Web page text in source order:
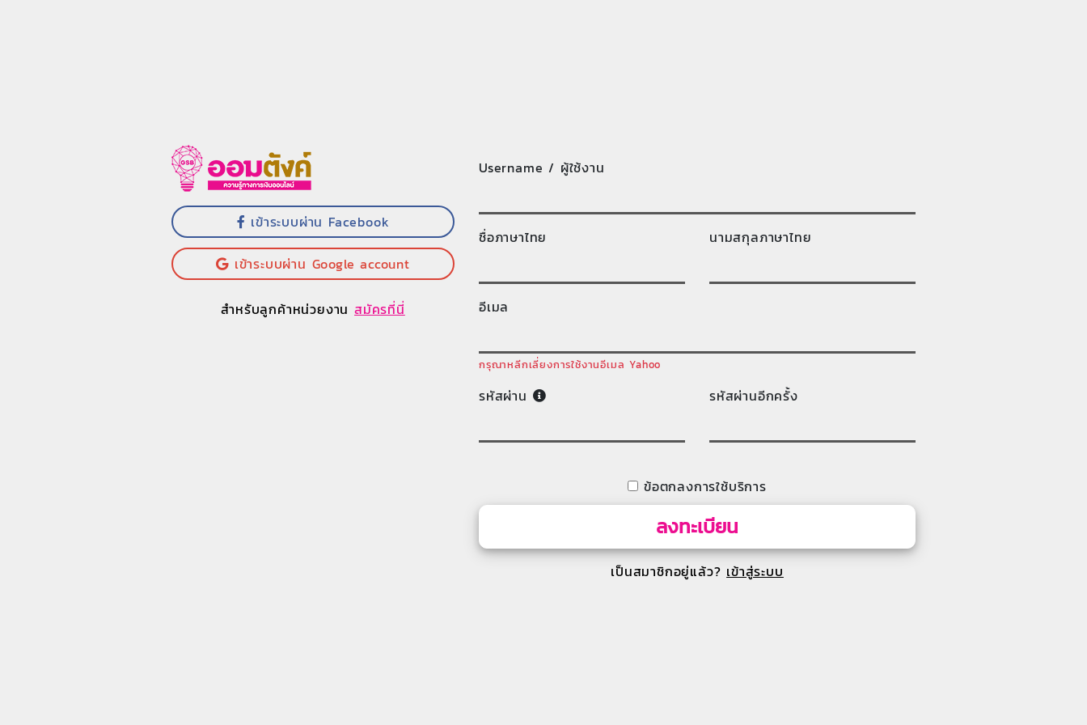
เข้าระบบผ่าน Facebook
เข้าระบบผ่าน Google account
สำหรับลูกค้าหน่วยงาน สมัครที่นี่
Username / ผู้ใช้งาน
ชื่อภาษาไทย นามสกุลภาษาไทย
อีเมล
กรุณาหลีกเลี่ยงการใช้งานอีเมล Yahoo
รหัสผ่าน รหัสผ่านอีกครั้ง
ข้อตกลงการใช้บริการ
ลงทะเบียน
เป็นสมาชิกอยู่แล้ว? เข้าสู่ระบบ